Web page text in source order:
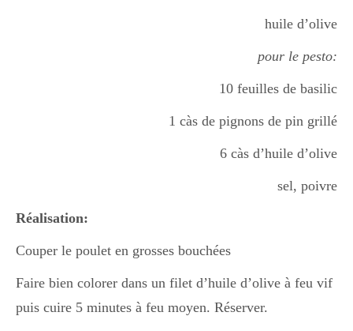
huile d’olive
pour le pesto:
10 feuilles de basilic
1 càs de pignons de pin grillé
6 càs d’huile d’olive
sel, poivre
Réalisation:
Couper le poulet en grosses bouchées
Faire bien colorer dans un filet d’huile d’olive à feu vif
puis cuire 5 minutes à feu moyen. Réserver.